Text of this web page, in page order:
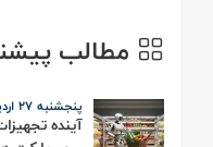
مطالب
پنجشنبه ۲7 اردیبهشت ۱۴۰۳
آینده